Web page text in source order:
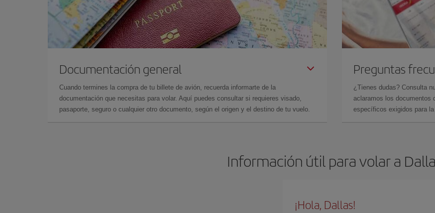
Documentación general
Cuando termines la compra de tu billete de avión, recuerda informarte de la
documentación que necesitas para volar. Aquí puedes consultar si requieres visado,
pasaporte, seguro o cualquier otro documento, según el origen y el destino de tu vuelo.
Preguntas
¿Tienes dudas? Consulta
aclaramos los documentos
específicos exigidos para
Información útil para volar a
¡Hola, Dallas!